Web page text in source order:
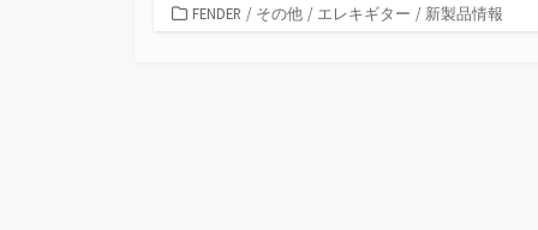
カFENDER / その他 / エレキギター / 新製品情報